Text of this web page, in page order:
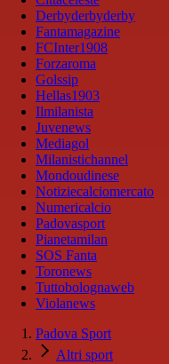
Derbyderbyderby
Fantamagazine
FCInter1908
Forzaroma
Golssip
Hellas1903
Ilmilanista
Juvenews
Mediagol
Milanistichannel
Mondoudinese
Notiziecalciomercato
Numericalcio
Padovasport
Pianetamilan
SOS Fanta
Toronews
Tuttobolognaweb
Violanews
Padova Sport
Altri sport